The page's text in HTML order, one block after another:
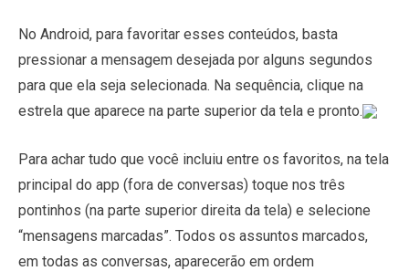
No Android, para favoritar esses conteúdos, basta
pressionar a mensagem desejada por alguns segundos
para que ela seja selecionada. Na sequência, clique na
estrela que aparece na parte superior da tela e pronto.
Para achar tudo que você incluiu entre os favoritos, na tela
principal do app (fora de conversas) toque nos três
pontinhos (na parte superior direita da tela) e selecione
“mensagens marcadas”. Todos os assuntos marcados,
em todas as conversas, aparecerão em ordem